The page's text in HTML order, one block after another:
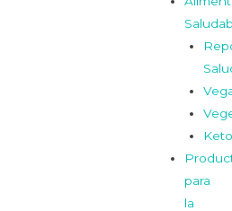
Keto
para
la